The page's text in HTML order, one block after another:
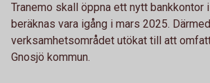
Tranemo skall öppna ett nytt bankkontor
beräknas vara igång i mars 2025.
verksamhetsområdet utökat till att
Gnosjö kommun.